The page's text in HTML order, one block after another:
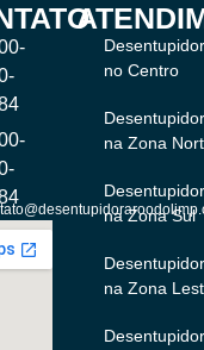
no Centro
na Zona
na Zona Sul
na Zona